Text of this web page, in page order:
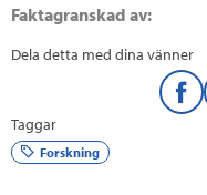
Faktagranskad av:
Dela detta med dina vänner
F
Taggar
Forskning